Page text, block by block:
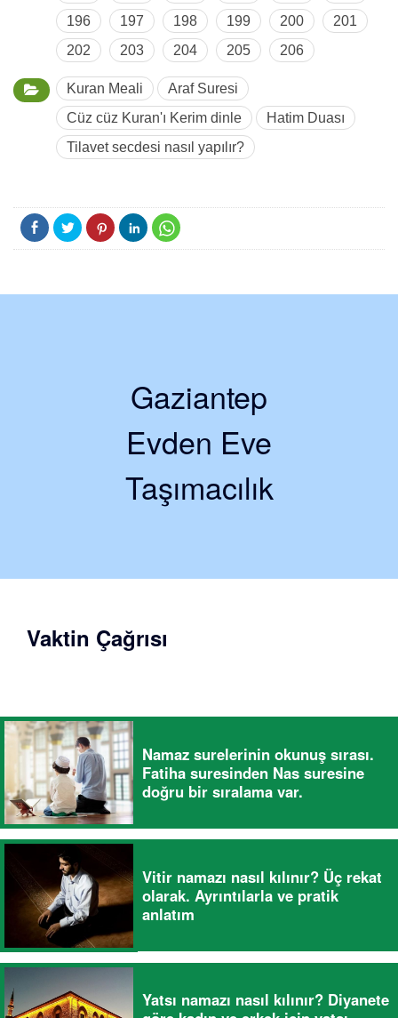
196
197 198 199 200
201
202
203 204 205 206
Kuran Meali
Araf Suresi
Cüz cüz Kuran'ı Kerim dinle
Hatim Duası
Tilavet secdesi nasıl yapılır?
Gaziantep
Evden Eve
Taşımacılık
Vaktin Çağrısı
Namaz surelerinin okunuş sırası.
Fatiha suresinden Nas suresine
doğru bir sıralama var.
Vitir namazı nasıl kılınır? Üç rekat
olarak. Ayrıntılarla ve pratik
anlatım
Yatsı namazı nasıl kılınır? Diyanete